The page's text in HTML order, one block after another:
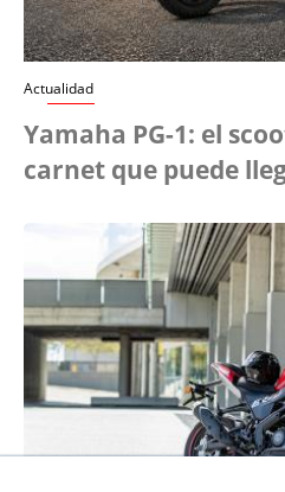
Actualidad
Yamaha PG-1: el
carnet que puede